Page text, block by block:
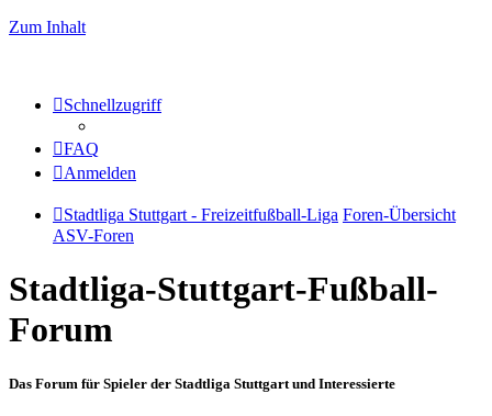
Zum Inhalt
Schnellzugriff
FAQ
Anmelden
Stadtliga Stuttgart - Freizeitfußball-Liga Foren-Übersicht
ASV-Foren
Stadtliga-Stuttgart-Fußball-
Forum
Das Forum für Spieler der Stadtliga Stuttgart und Interessierte